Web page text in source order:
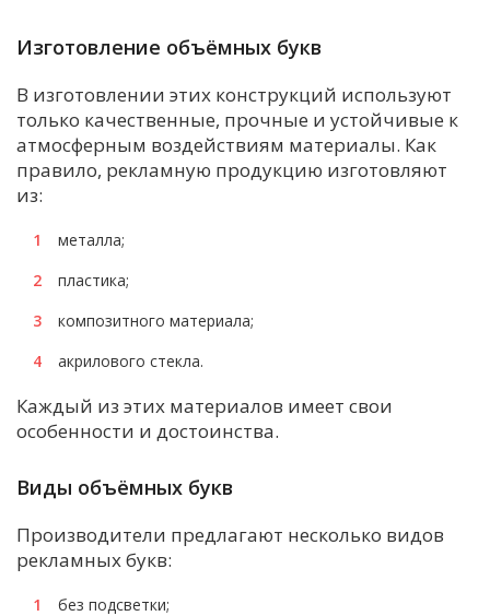
Изготовление объёмных букв
В изготовлении этих конструкций используют
только качественные, прочные и устойчивые к
атмосферным воздействиям материалы. Как
правило, рекламную продукцию изготовляют
из:
металла;
пластика;
композитного материала;
акрилового стекла.
Каждый из этих материалов имеет свои
особенности и достоинства.
Виды объёмных букв
Производители предлагают несколько видов
рекламных букв:
без подсветки;